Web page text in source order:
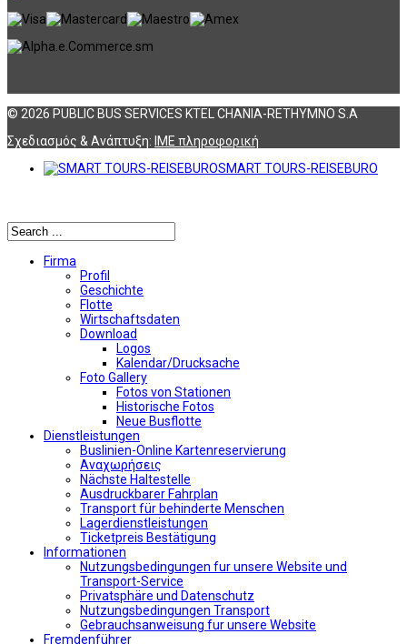
© 2026 PUBLIC BUS SERVICES KTEL CHANIA-RETHYMNO S.A
Σχεδιασμός & Ανάπτυξη: ΙΜΕ πληροφορική
SMART TOURS-REISEBURO
Firma
Profil
Geschichte
Flotte
Wirtschaftsdaten
Download
Logos
Kalendar/Drucksache
Foto Gallery
Fotos von Stationen
Historische Fotos
Neue Busflotte
Dienstleistungen
Buslinien-Online Kartenreservierung
Αναχωρήσεις
Nächste Haltestelle
Αusdruckbarer Fahrplan
Transport für behinderte Menschen
Lagerdienstleistungen
Ticketpreis Bestätigung
Informationen
Nutzungsbedingungen fur unsere Website und
Transport-Service
Privatsphäre und Datenschutz
Nutzungsbedingungen Transport
Gebrauchsanweisung fur unsere Website
Fremdenführer